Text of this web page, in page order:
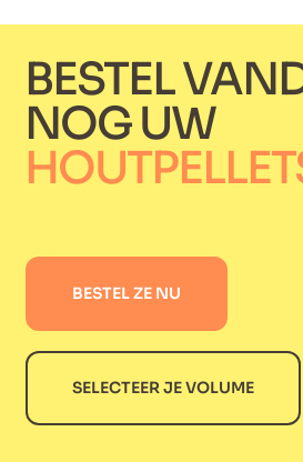
BESTEL
NOG UW
BESTEL ZE NU
SELECTEER JE VOLUME